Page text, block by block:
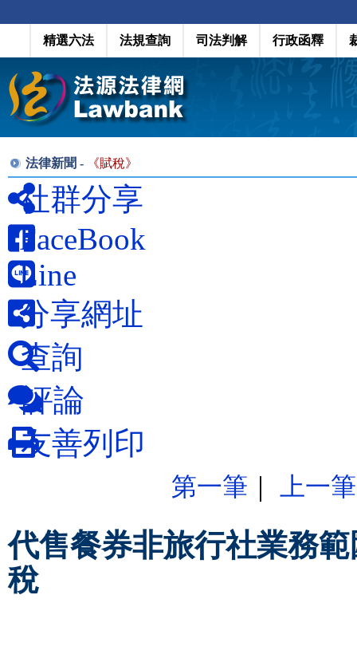
精選六法 法規查詢 司法判解 行政函釋
法律新聞 - 《賦稅》
社群分享
FaceBook
Line
分享網址
查詢
評論
友善列印
第一筆 上一筆
代售餐券非旅行社業務
稅